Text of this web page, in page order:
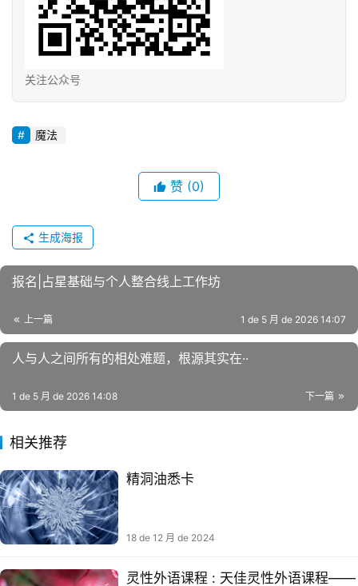
关注公众号
魔法
赞 (0)
生成海报
报名|占星基础与个人整合线上工作坊
上一篇 1 de 5 月 de 2026 14:07
人与人之间所有的相处难题，根源其实在··
下一篇
1 de 5 月 de 2026 14:08
相关推荐
精洞油‬悉卡
18 de 12 月 de 2024
灵性外语课程 : 天佳灵性外语课程——